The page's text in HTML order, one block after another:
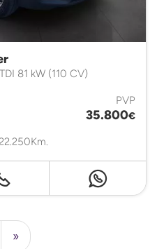
81 kW (110 CV)
PVP
35.800€
»